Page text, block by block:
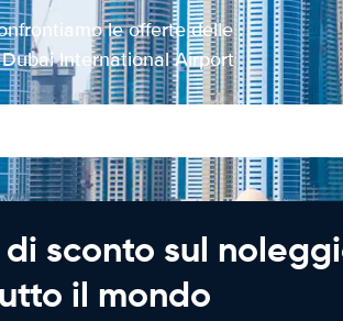
le offerte delle
International Airport
di sconto sul
il mondo